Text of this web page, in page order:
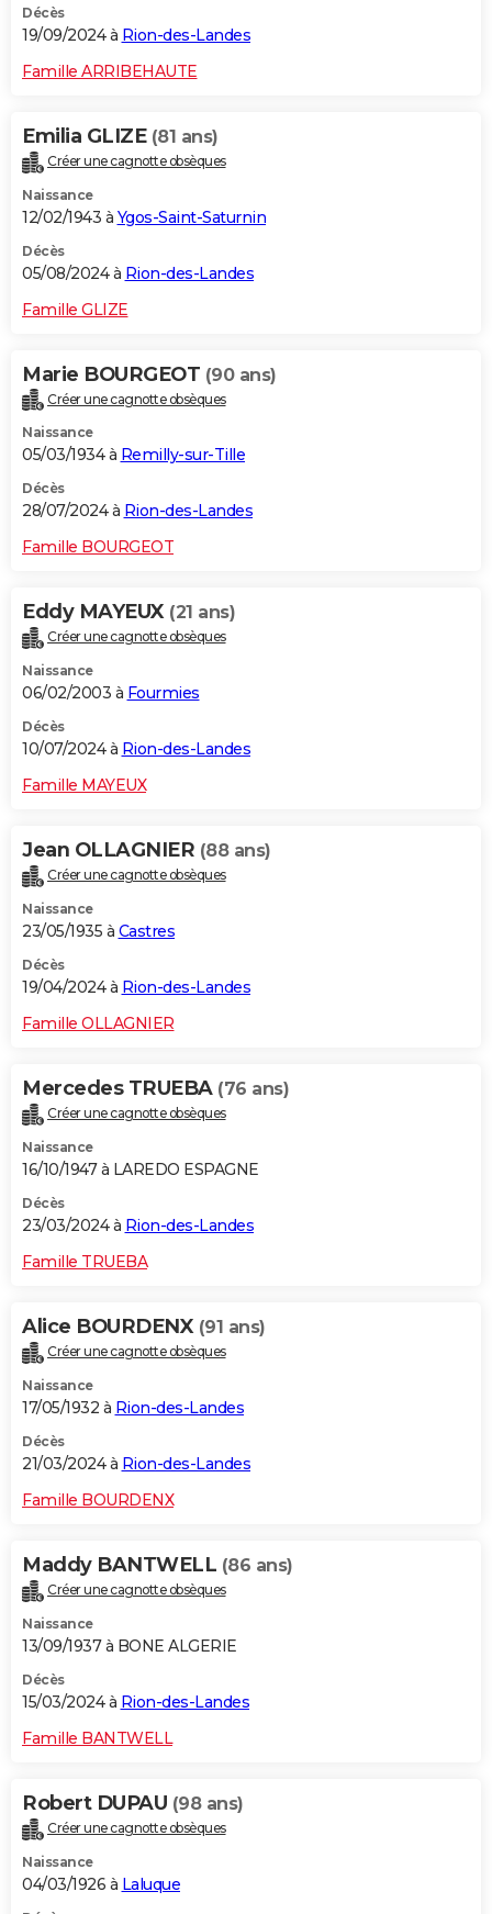
Décès
19/09/2024 à Rion-des-Landes
Famille ARRIBEHAUTE
Emilia GLIZE (81 ans)
Créer une cagnotte obsèques
Naissance
12/02/1943 à Ygos-Saint-Saturnin
Décès
05/08/2024 à Rion-des-Landes
Famille GLIZE
Marie BOURGEOT (90 ans)
Créer une cagnotte obsèques
Naissance
05/03/1934 à Remilly-sur-Tille
Décès
28/07/2024 à Rion-des-Landes
Famille BOURGEOT
Eddy MAYEUX (21 ans)
Créer une cagnotte obsèques
Naissance
06/02/2003 à Fourmies
Décès
10/07/2024 à Rion-des-Landes
Famille MAYEUX
Jean OLLAGNIER (88 ans)
Créer une cagnotte obsèques
Naissance
23/05/1935 à Castres
Décès
19/04/2024 à Rion-des-Landes
Famille OLLAGNIER
Mercedes TRUEBA (76 ans)
Créer une cagnotte obsèques
Naissance
16/10/1947 à LAREDO ESPAGNE
Décès
23/03/2024 à Rion-des-Landes
Famille TRUEBA
Alice BOURDENX (91 ans)
Créer une cagnotte obsèques
Naissance
17/05/1932 à Rion-des-Landes
Décès
21/03/2024 à Rion-des-Landes
Famille BOURDENX
Maddy BANTWELL (86 ans)
Créer une cagnotte obsèques
Naissance
13/09/1937 à BONE ALGERIE
Décès
15/03/2024 à Rion-des-Landes
Famille BANTWELL
Robert DUPAU (98 ans)
Créer une cagnotte obsèques
Naissance
04/03/1926 à Laluque